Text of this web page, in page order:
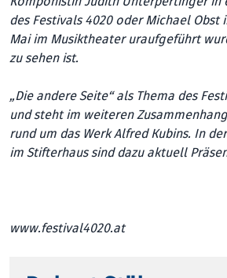
des Festivals 4020 oder Michael Obst
Mai im Musiktheater uraufgeführt
zu sehen ist.
„Die andere Seite“ als Thema des
und steht im weiteren
rund um das Werk Alfred Kubins. In
im Stifterhaus sind dazu aktuell
www.festival4020.at